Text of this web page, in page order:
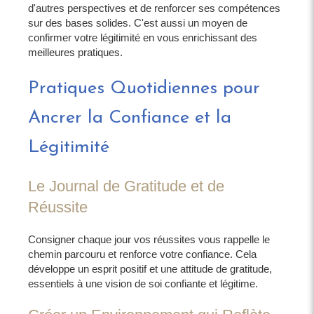
d'autres perspectives et de renforcer ses compétences
sur des bases solides. C'est aussi un moyen de
confirmer votre légitimité en vous enrichissant des
meilleures pratiques.
Pratiques Quotidiennes pour
Ancrer la Confiance et la
Légitimité
Le Journal de Gratitude et de
Réussite
Consigner chaque jour vos réussites vous rappelle le
chemin parcouru et renforce votre confiance. Cela
développe un esprit positif et une attitude de gratitude,
essentiels à une vision de soi confiante et légitime.